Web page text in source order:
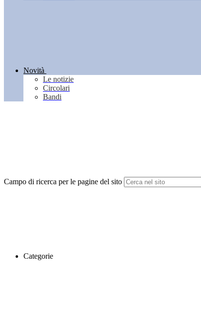
Novità
Le notizie
Circolari
Bandi
Campo di ricerca per le pagine del sito
Categorie